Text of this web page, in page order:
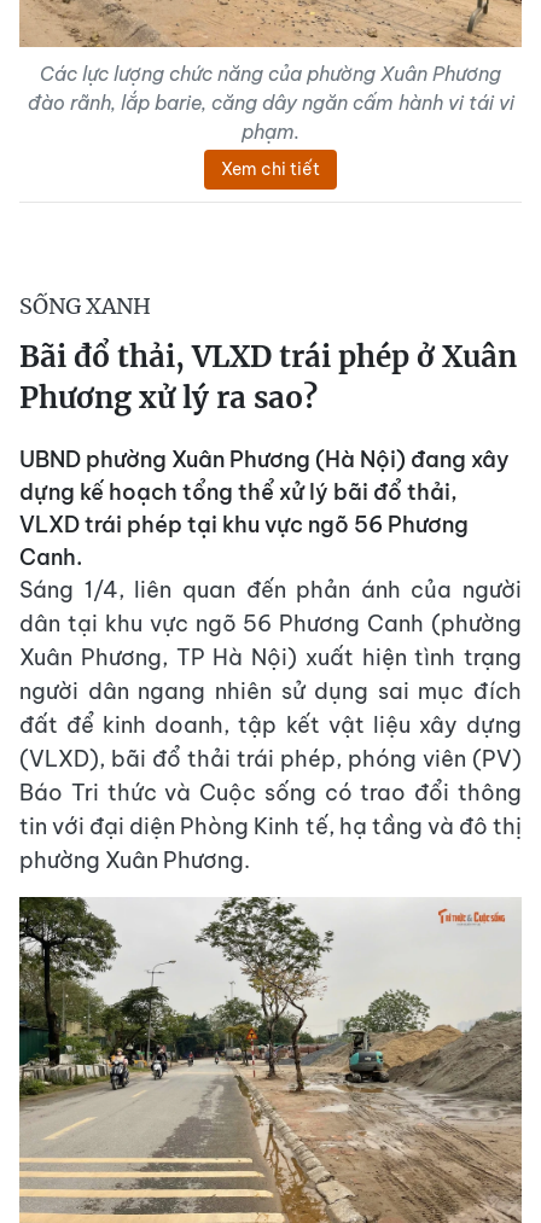
Các lực lượng chức năng của phường Xuân Phương
đào rãnh, lắp barie, căng dây ngăn cấm hành vi tái vi
phạm.
Xem chi tiết
SỐNG XANH
Bãi đổ thải, VLXD trái phép ở Xuân
Phương xử lý ra sao?
UBND phường Xuân Phương (Hà Nội) đang xây
dựng kế hoạch tổng thể xử lý bãi đổ thải,
VLXD trái phép tại khu vực ngõ 56 Phương
Canh.
Sáng 1/4, liên quan đến phản ánh của người
dân tại khu vực ngõ 56 Phương Canh (phường
Xuân Phương, TP Hà Nội) xuất hiện tình trạng
người dân ngang nhiên sử dụng sai mục đích
đất để kinh doanh, tập kết vật liệu xây dựng
(VLXD), bãi đổ thải trái phép, phóng viên (PV)
Báo Tri thức và Cuộc sống có trao đổi thông
tin với đại diện Phòng Kinh tế, hạ tầng và đô thị
phường Xuân Phương.